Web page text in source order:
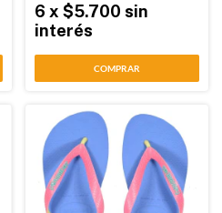
6 x $5.700 sin
interés
COMPRAR